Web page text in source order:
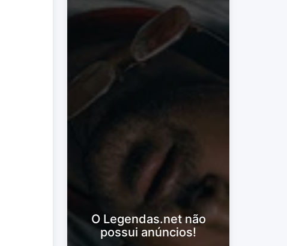
O Legendas.net não
possui anúncios!